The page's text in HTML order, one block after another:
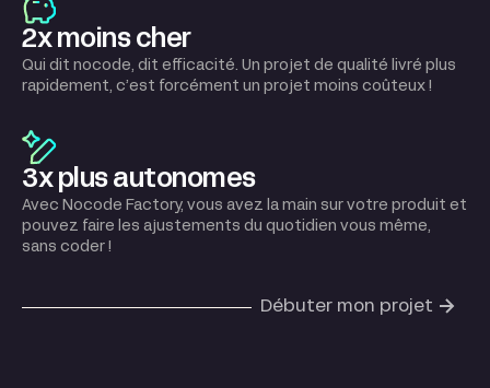
2x moins cher
Qui dit nocode, dit efficacité. Un projet de qualité livré plus
rapidement, c’est forcément un projet moins coûteux !
3x plus autonomes
Avec Nocode Factory, vous avez la main sur votre produit et
pouvez faire les ajustements du quotidien vous même,
sans coder !
Débuter mon projet